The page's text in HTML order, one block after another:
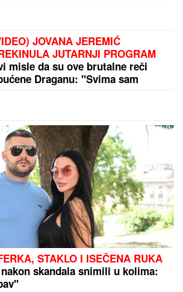
JOVANA JEREMIĆ
JUTARNJI PROGRAM
misle da su ove brutalne reči
Draganu: "Svima sam
STAKLO I ISEČENA RUKA
skandala snimili u kolima: